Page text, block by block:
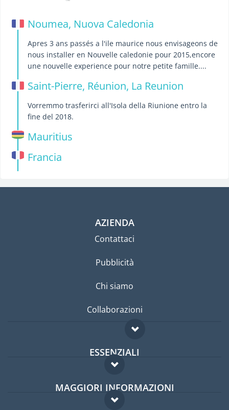
Noumea, Nuova Caledonia
Apres 3 ans passés a l'ile maurice nous envisageons de
nous installer en Nouvelle caledonie pour 2015,encore
une nouvelle experience pour notre petite famille....
Saint-Pierre, Réunion, La Reunion
Vorremmo trasferirci all'Isola della Riunione entro la
fine del 2018.
Mauritius
Francia
AZIENDA
Contattaci
Pubblicità
Chi siamo
Collaborazioni
ESSENZIALI
Forum per expat
Guida per expat
MAGGIORI INFORMAZIONI
Domande frequenti